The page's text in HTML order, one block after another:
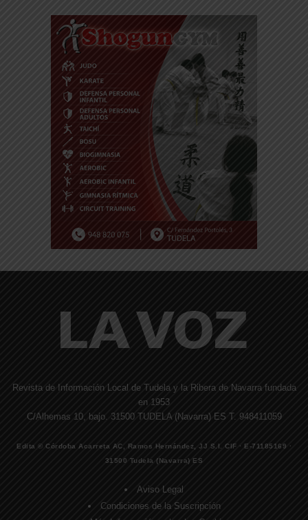
Revista de Información Local de Tudela y la Ribera de Navarra fundada
en 1953
C/Alhemas 10, bajo. 31500 TUDELA (Navarra) ES T. 948411059
Edita © Córdoba Acarreta AC, Ramos Hernández, JJ S.I. CIF · E-71185169 ·
31500 Tudela (Navarra) ES
Aviso Legal
Condiciones de la Suscripción